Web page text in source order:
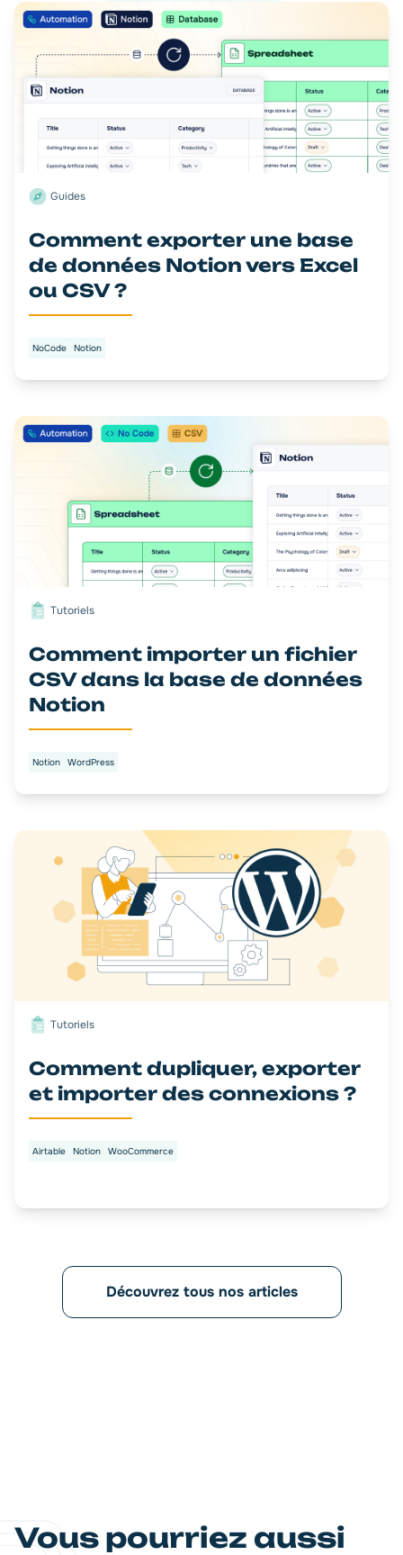
Guides
Comment exporter une base
de données Notion vers Excel
ou CSV ?
NoCode Notion
Tutoriels
Comment importer un fichier
CSV dans la base de données
Notion
Notion WordPress
Tutoriels
Comment dupliquer, exporter
et importer des connexions ?
Airtable Notion WooCommerce
Découvrez tous nos articles
Vous pourriez aussi